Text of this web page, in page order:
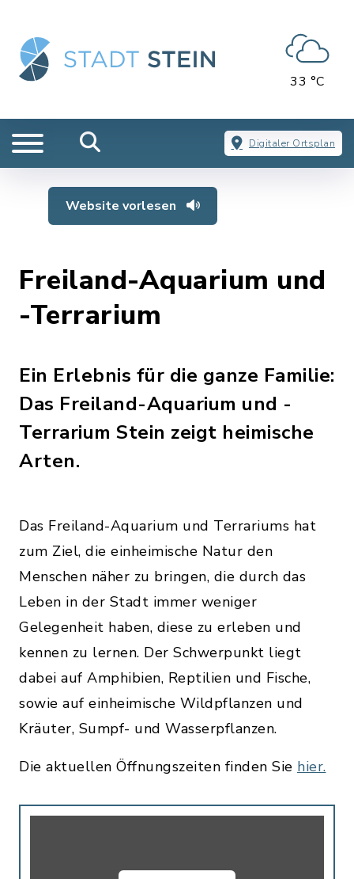
33 °C
Digitaler Ortsplan
Website vorlesen
Freiland-Aquarium und
-Terrarium
Ein Erlebnis für die ganze Familie:
Das Freiland-Aquarium und -
Terrarium Stein zeigt heimische
Arten.
Das Freiland-Aquarium und Terrariums hat
zum Ziel, die einheimische Natur den
Menschen näher zu bringen, die durch das
Leben in der Stadt immer weniger
Gelegenheit haben, diese zu erleben und
kennen zu lernen. Der Schwerpunkt liegt
dabei auf Amphibien, Reptilien und Fische,
sowie auf einheimische Wildpflanzen und
Kräuter, Sumpf- und Wasserpflanzen.
Die aktuellen Öffnungszeiten finden Sie hier.